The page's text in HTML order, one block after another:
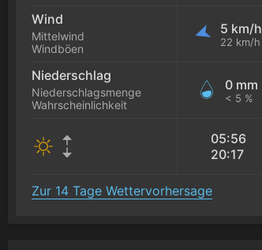
Wind
Mittelwind
Windböen
5 km/h
22 km/h
Niederschlag
Niederschlagsmenge
Wahrscheinlichkeit
0 mm
< 5 %
05:56
20:17
Zur 14 Tage Wettervorhersage